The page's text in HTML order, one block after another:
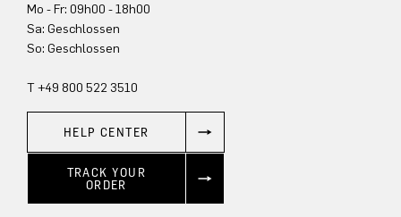
Mo - Fr: 09h00 - 18h00
Sa: Geschlossen
So: Geschlossen
T +49 800 522 3510
HELP CENTER
TRACK YOUR
ORDER